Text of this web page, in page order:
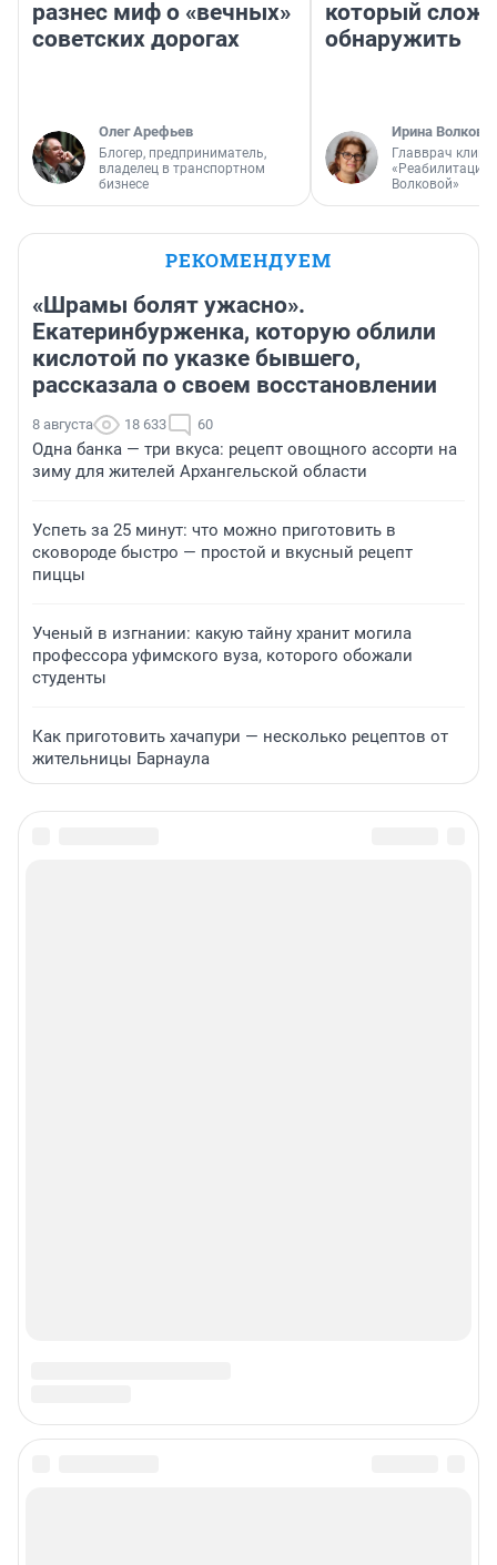
разнес миф о «вечных»
советских дорогах
Олег Арефьев
Блогер, предприниматель,
владелец в транспортном
бизнесе
который
обнаружить
Ирина Волкова
Главврач
«Реабилитация
Волковой»
РЕКОМЕНДУЕМ
«Шрамы болят ужасно».
Екатеринбурженка, которую облили
кислотой по указке бывшего,
рассказала о своем восстановлении
8 августа 18 633 60
Одна банка — три вкуса: рецепт овощного ассорти на
зиму для жителей Архангельской области
Успеть за 25 минут: что можно приготовить в
сковороде быстро — простой и вкусный рецепт
пиццы
Ученый в изгнании: какую тайну хранит могила
профессора уфимского вуза, которого обожали
студенты
Как приготовить хачапури — несколько рецептов от
жительницы Барнаула